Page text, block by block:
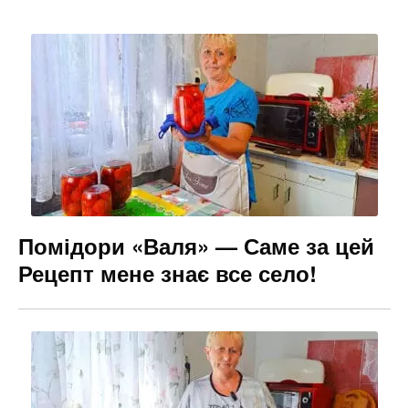
Помідори «Валя» — Саме за цей
Рецепт мене знає все село!